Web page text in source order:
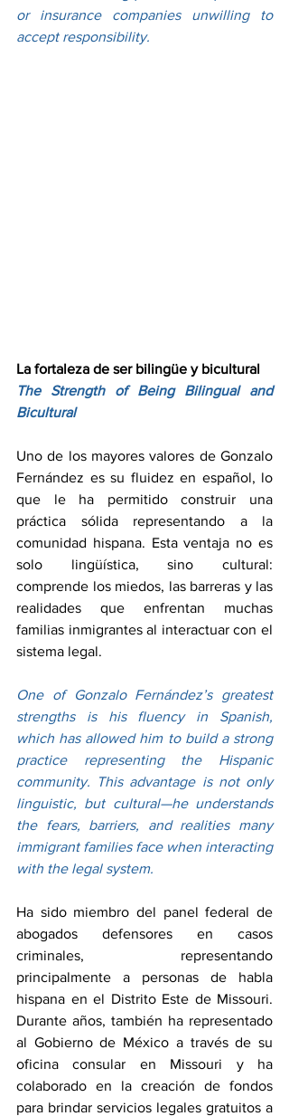
or insurance companies unwilling to
accept responsibility.
La fortaleza de ser bilingüe y bicultural
The Strength of Being Bilingual and
Bicultural
Uno de los mayores valores de Gonzalo
Fernández es su fluidez en español, lo
que le ha permitido construir una
práctica sólida representando a la
comunidad hispana. Esta ventaja no es
solo lingüística, sino cultural:
comprende los miedos, las barreras y las
realidades que enfrentan muchas
familias inmigrantes al interactuar con el
sistema legal.
One of Gonzalo Fernández’s greatest
strengths is his fluency in Spanish,
which has allowed him to build a strong
practice representing the Hispanic
community. This advantage is not only
linguistic, but cultural—he understands
the fears, barriers, and realities many
immigrant families face when interacting
with the legal system.
Ha sido miembro del panel federal de
abogados defensores en casos
criminales, representando
principalmente a personas de habla
hispana en el Distrito Este de Missouri.
Durante años, también ha representado
al Gobierno de México a través de su
oficina consular en Missouri y ha
colaborado en la creación de fondos
para brindar servicios legales gratuitos a